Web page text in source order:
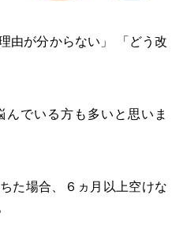
由が分からない」 「どう改
でいる方も多いと思いま
た場合、６ヵ月以上空けな